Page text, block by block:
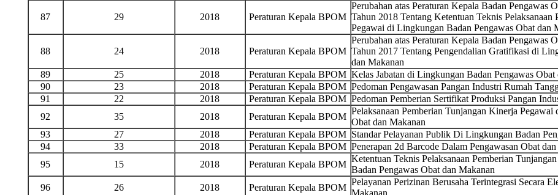
87 29 2018 Peraturan Kepala BPOM
Perubahan atas Peraturan Kepala Badan Pengawas
Tahun 2018 Tentang Ketentuan Teknis Pelaksanaan
Pegawai di Lingkungan Badan Pengawas Obat dan
88 24 2018 Peraturan Kepala BPOM
Perubahan atas Peraturan Kepala Badan Pengawas
Tahun 2017 Tentang Pengendalian Gratifikasi di
dan Makanan
89 25 2018 Peraturan Kepala BPOM Kelas Jabatan di Lingkungan Badan Pengawas Obat
90
23 2018 Peraturan Kepala BPOM Pedoman Pengawasan Pangan Industri Rumah
91
22 2018 Peraturan Kepala BPOM Pedoman Pemberian Sertifikat Produksi Pangan
92
35 2018 Peraturan Kepala BPOM
Pelaksanaan Pemberian Tunjangan Kinerja
Obat dan Makanan
93
27 2018 Peraturan Kepala BPOM Standar Pelayanan Publik Di Lingkungan Badan
94
33 2018 Peraturan Kepala BPOM Penerapan 2d Barcode Dalam Pengawasan Obat
95
15 2018 Peraturan Kepala BPOM
Ketentuan Teknis Pelaksanaan Pemberian
Badan Pengawas Obat dan Makanan
96 26 2018 Peraturan Kepala BPOM
Pelayanan Perizinan Berusaha Terintegrasi Secara
Makanan